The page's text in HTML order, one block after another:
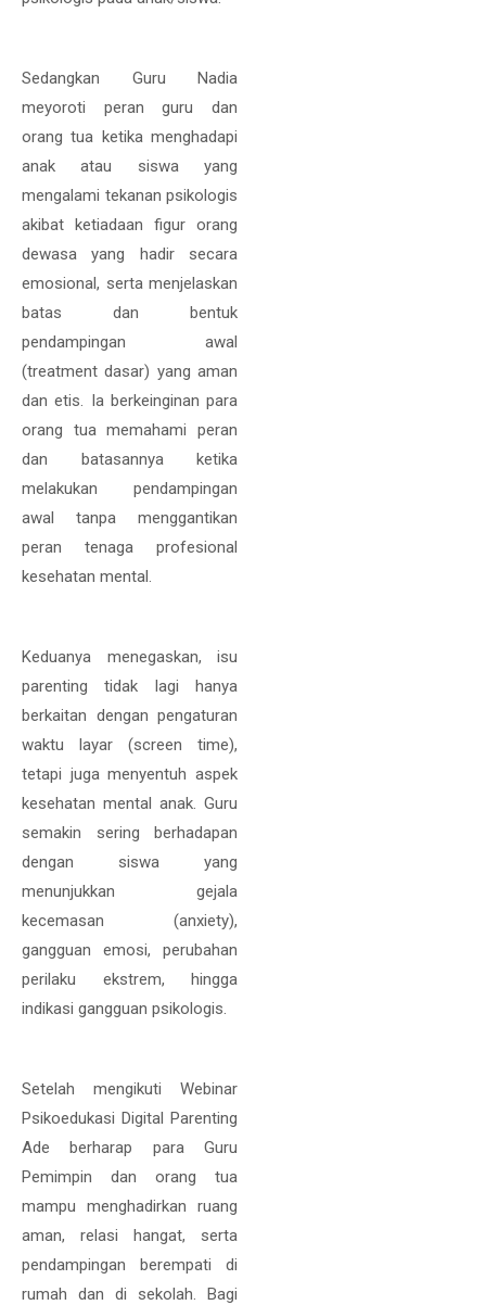
Sedangkan Guru Nadia
meyoroti peran guru dan
orang tua ketika menghadapi
anak atau siswa yang
mengalami tekanan psikologis
akibat ketiadaan figur orang
dewasa yang hadir secara
emosional, serta menjelaskan
batas dan bentuk
pendampingan awal
(treatment dasar) yang aman
dan etis. Ia berkeinginan para
orang tua memahami peran
dan batasannya ketika
melakukan pendampingan
awal tanpa menggantikan
peran tenaga profesional
kesehatan mental.
Keduanya menegaskan, isu
parenting tidak lagi hanya
berkaitan dengan pengaturan
waktu layar (screen time),
tetapi juga menyentuh aspek
kesehatan mental anak. Guru
semakin sering berhadapan
dengan siswa yang
menunjukkan gejala
kecemasan (anxiety),
gangguan emosi, perubahan
perilaku ekstrem, hingga
indikasi gangguan psikologis.
Setelah mengikuti Webinar
Psikoedukasi Digital Parenting
Ade berharap para Guru
Pemimpin dan orang tua
mampu menghadirkan ruang
aman, relasi hangat, serta
pendampingan berempati di
rumah dan di sekolah. Bagi